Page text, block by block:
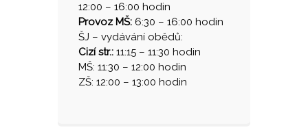
12:00 – 16:00 hodin
Provoz MŠ: 6:30 – 16:00 hodin
ŠJ – vydávání obědů:
Cizí str.: 11:15 – 11:30 hodin
MŠ: 11:30 – 12:00 hodin
ZŠ: 12:00 – 13:00 hodin